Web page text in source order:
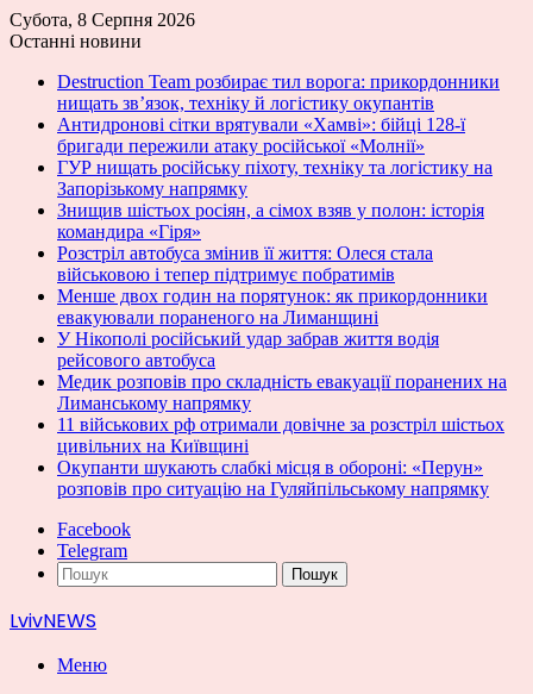
Субота, 8 Серпня 2026
Останні новини
Destruction Team розбирає тил ворога: прикордонники
нищать зв’язок, техніку й логістику окупантів
Антидронові сітки врятували «Хамві»: бійці 128-ї
бригади пережили атаку російської «Молнії»
ГУР нищать російську піхоту, техніку та логістику на
Запорізькому напрямку
Знищив шістьох росіян, а сімох взяв у полон: історія
командира «Гіря»
Розстріл автобуса змінив її життя: Олеся стала
військовою і тепер підтримує побратимів
Менше двох годин на порятунок: як прикордонники
евакуювали пораненого на Лиманщині
У Нікополі російський удар забрав життя водія
рейсового автобуса
Медик розповів про складність евакуації поранених на
Лиманському напрямку
11 військових рф отримали довічне за розстріл шістьох
цивільних на Київщині
Окупанти шукають слабкі місця в обороні: «Перун»
розповів про ситуацію на Гуляйпільському напрямку
Facebook
Telegram
Пошук
LvivNEWS
Меню